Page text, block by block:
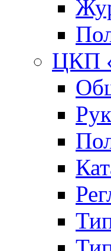
ЦКП